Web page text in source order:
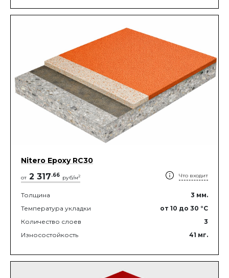
Nitero Epoxy RС30
от 2 317.66 руб/м2 Что входит
Толщина 3 мм.
Температура укладки
от 10 до 30 °C
Количество слоев
3
Износостойкость
41 мг.